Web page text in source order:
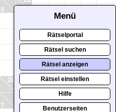
Menü
Rätselportal
Rätsel suchen
Rätsel anzeigen
Rätsel einstellen
Hilfe
Benutzerseiten